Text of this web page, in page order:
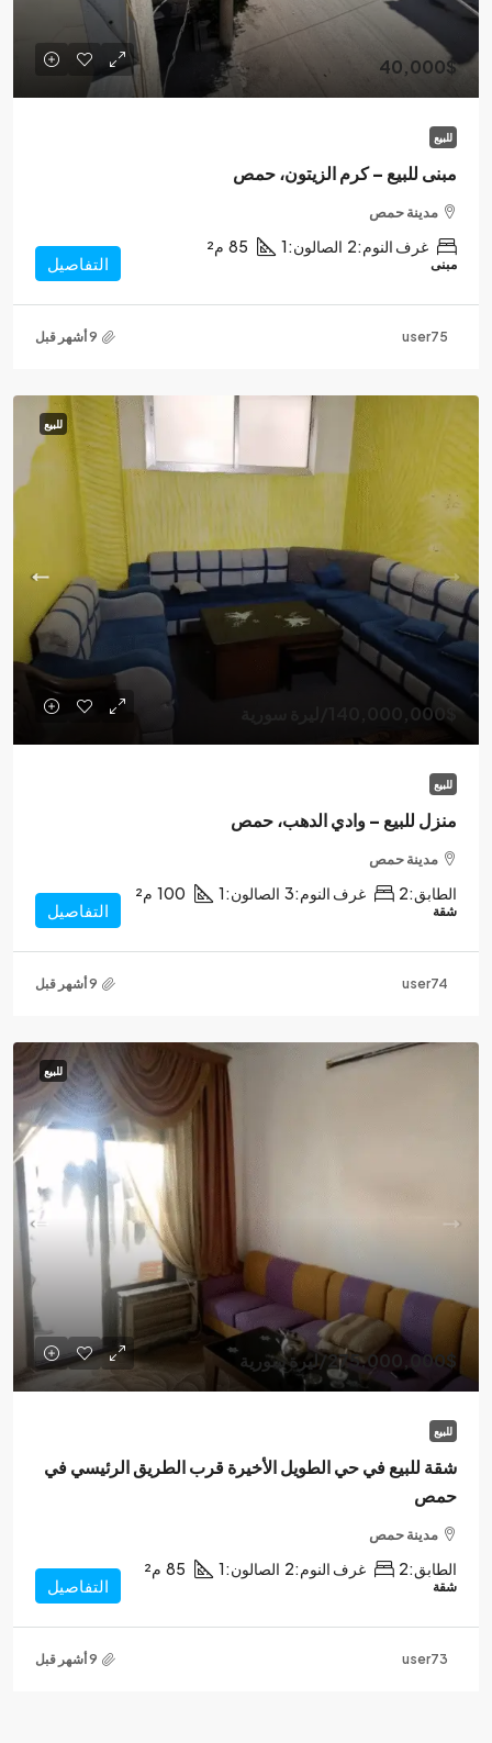
40,000$
للبيع
مبنى للبيع – كرم الزيتون، حمص
مدينة حمص
غرف النوم:2 الصالون:1
85 م²
مبنى التفاصيل
user75
للبيع
140,000,000$
للبيع
منزل للبيع – وادي الدهب، حمص
مدينة حمص
الطابق:2 غرف النوم:3 الصالون:1
100 م²
شقة التفاصيل
user74
للبيع
275,000,000$/ليرة سورية
للبيع
شقة للبيع في حي الطويل الأخيرة قرب الطريق الرئيسي في
حمص
مدينة حمص
الطابق:2 غرف النوم:2 الصالون:1
85 م²
شقة التفاصيل
user73